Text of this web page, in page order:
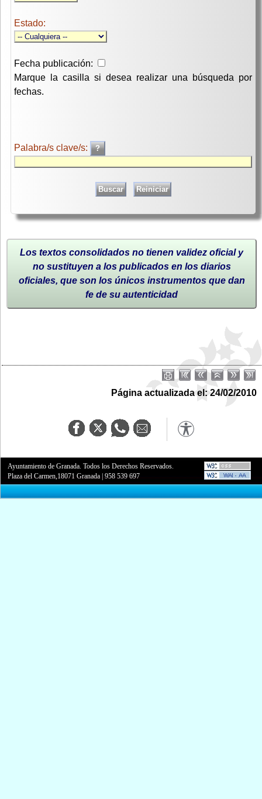
Estado:
Fecha publicación:
Marque la casilla si desea realizar una búsqueda por
fechas.
Palabra/s clave/s:
Los textos consolidados no tienen validez oficial y
no sustituyen a los publicados en los diarios
oficiales, que son los únicos instrumentos que dan
fe de su autenticidad
Página actualizada el: 24/02/2010
Ayuntamiento de Granada. Todos los Derechos Reservados.
Plaza del Carmen,18071 Granada |958 539 697